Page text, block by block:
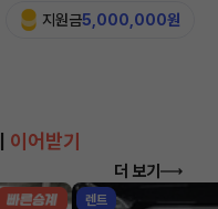
지원금5,000,000원
이어받기
더 보기
렌트